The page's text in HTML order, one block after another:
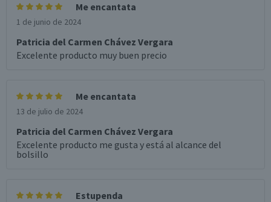
Me encantata
1 de junio de 2024
Patricia del Carmen Chávez Vergara
Excelente producto muy buen precio
Me encantata
13 de julio de 2024
Patricia del Carmen Chávez Vergara
Excelente producto me gusta y está al alcance del
bolsillo
Estupenda